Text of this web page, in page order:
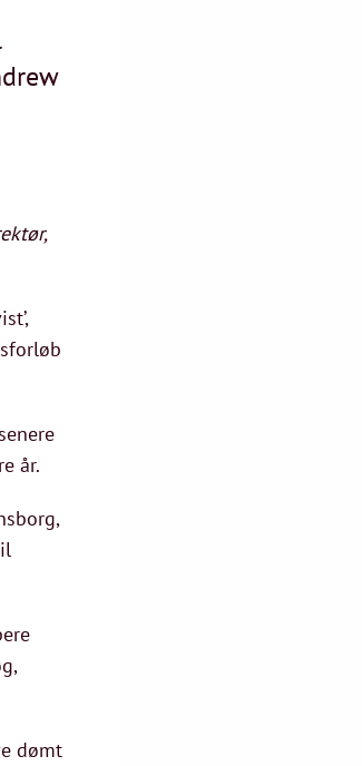
år.
dømt